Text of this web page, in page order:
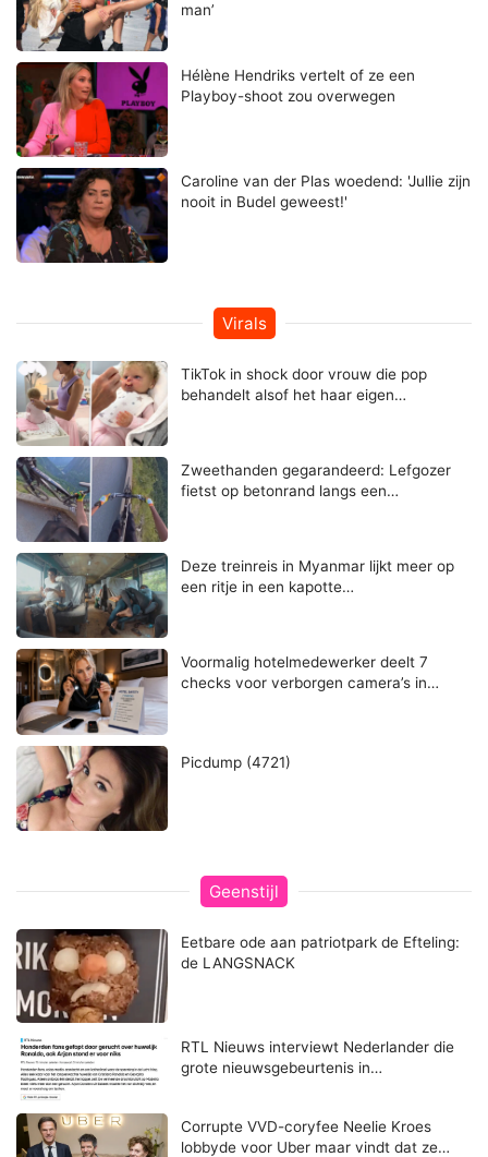
man’
Hélène Hendriks vertelt of ze een
Playboy-shoot zou overwegen
Caroline van der Plas woedend: 'Jullie zijn
nooit in Budel geweest!'
Virals
TikTok in shock door vrouw die pop
behandelt alsof het haar eigen…
Zweethanden gegarandeerd: Lefgozer
fietst op betonrand langs een…
Deze treinreis in Myanmar lijkt meer op
een ritje in een kapotte…
Voormalig hotelmedewerker deelt 7
checks voor verborgen camera’s in…
Picdump (4721)
Geenstijl
Eetbare ode aan patriotpark de Efteling:
de LANGSNACK
RTL Nieuws interviewt Nederlander die
grote nieuwsgebeurtenis in…
Corrupte VVD-coryfee Neelie Kroes
lobbyde voor Uber maar vindt dat ze…